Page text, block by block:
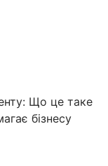
Що це таке
бізнесу